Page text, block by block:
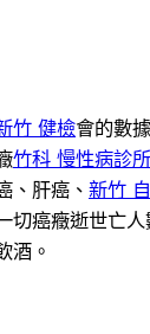
竹 健檢會的數
竹科 慢性病診所
、肝癌、 新竹
癌癥逝世亡人
酒。